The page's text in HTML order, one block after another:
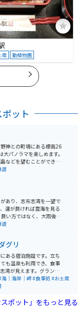
産 動植物園
ット
神との町境にある標高26
パノラマを楽しめます。
などを望むことができ、
に横たわる九州百名山の
道
あり、志布志湾を一望で
運が良ければ雲海を見る
い方ではなく、大雨後な
るので注意が必要です。
道
グリ
ある宿泊施設です。立ち
も温泉も利用でき、食事
湾が見えます。グランピ
入浴料、大人520円 駐車場あり、無料
海｜海岸｜岬#食事処 #お土産
ポット」をもっと見る